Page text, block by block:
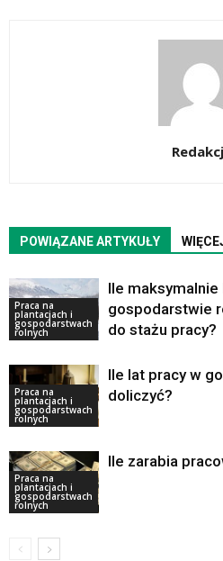
POWIĄZANE ARTYKUŁY
Praca na
plantacjach i
gospodarstwach
rolnych
Ile
gospodarstwie
do stażu pracy?
Praca na
plantacjach i
gospodarstwach
rolnych
Ile lat pracy w
doliczyć?
Praca na
plantacjach i
gospodarstwach
rolnych
Ile zarabia